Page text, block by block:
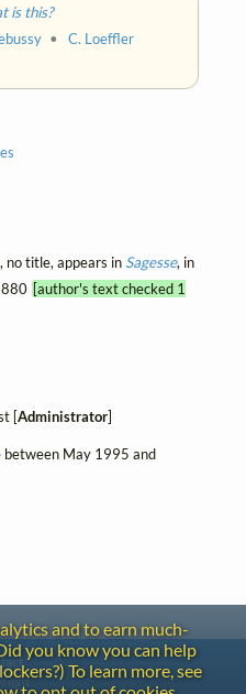
this?
•C. Loeffler
title, appears in Sagesse, in
[author's text checked 1
[Administrator]
between May 1995 and
and to earn much-
you know you can help
To learn more, see